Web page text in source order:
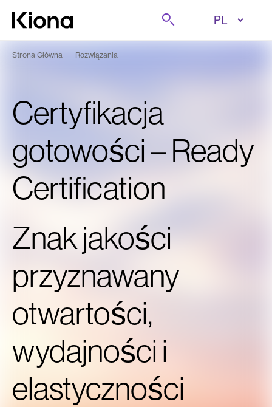
Przejdź do treści
Przejdź do strony głównej
Szukaj
Strona Główna | Rozwiązania
Certyfikacja
gotowości – Ready
Certification
Znak jakości
przyznawany
otwartości,
wydajności i
elastyczności